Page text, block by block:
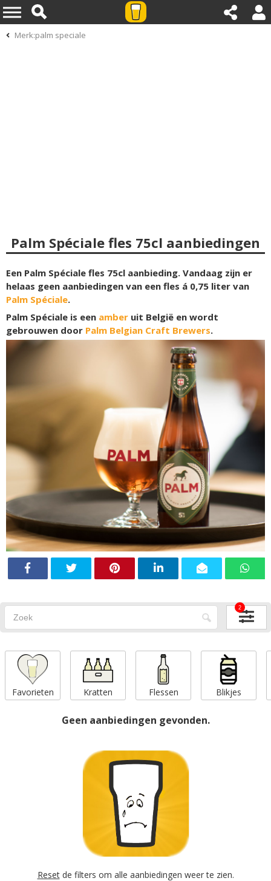
Merk:palm speciale
Palm Spéciale fles 75cl aanbiedingen
Een Palm Spéciale fles 75cl aanbieding. Vandaag zijn er
helaas geen aanbiedingen van een fles á 0,75 liter van
Palm Spéciale.
Palm Spéciale is een amber uit België en wordt
gebrouwen door Palm Belgian Craft Brewers.
2
Favorieten Kratten Flessen Blikjes
Geen aanbiedingen gevonden.
Resetde filters om alle aanbiedingen weer te zien.